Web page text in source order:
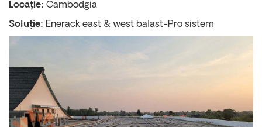
Locație: Cambodgia
Soluție: Enerack east & west balast-Pro sistem